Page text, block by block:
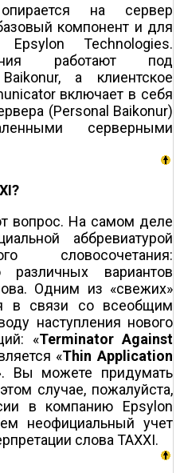
на сервер
компонент и для
Epsylon Technologies.
работают под
а клиентское
включает в себя
(Personal Baikonur)
серверными
вопрос. На самом деле
аббревиатурой
словосочетания:
различных вариантов
Одним из «свежих»
в связи со всеобщим
наступления нового
«Terminator Against
«Thin Application
. Вы можете придумать
случае, пожалуйста,
в компанию Epsylon
неофициальный учет
слова TAXXI.